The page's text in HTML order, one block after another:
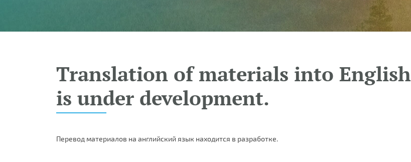
Translation of materials into English
is under development.
Перевод материалов на английский язык находится в разработке.